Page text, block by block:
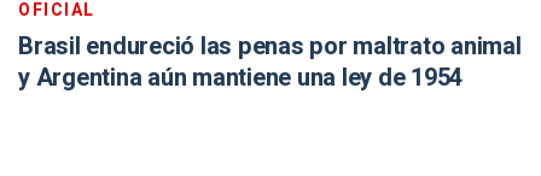
OFICIAL
Brasil endureció las penas por maltrato animal
y Argentina aún mantiene una ley de 1954